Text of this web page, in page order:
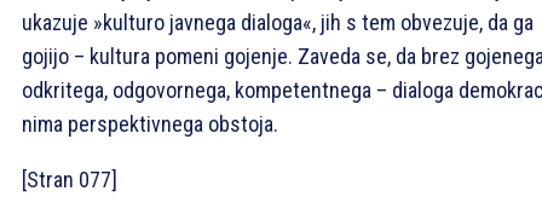
ukazuje »kulturo javnega dialoga«, jih s tem obvezuje, da ga
gojijo – kultura pomeni gojenje. Zaveda se, da brez
odkritega, odgovornega, kompetentnega – dialoga
nima perspektivnega obstoja.
[Stran 077]